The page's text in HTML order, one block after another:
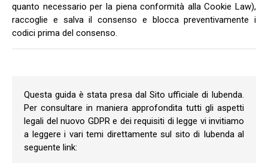
quanto necessario per la piena conformità alla Cookie Law),
raccoglie e salva il consenso e blocca preventivamente i
codici prima del consenso.
Questa guida è stata presa dal Sito ufficiale di Iubenda.
Per consultare in maniera approfondita tutti gli aspetti
legali del nuovo GDPR e dei requisiti di legge vi invitiamo
a leggere i vari temi direttamente sul sito di Iubenda al
seguente link: